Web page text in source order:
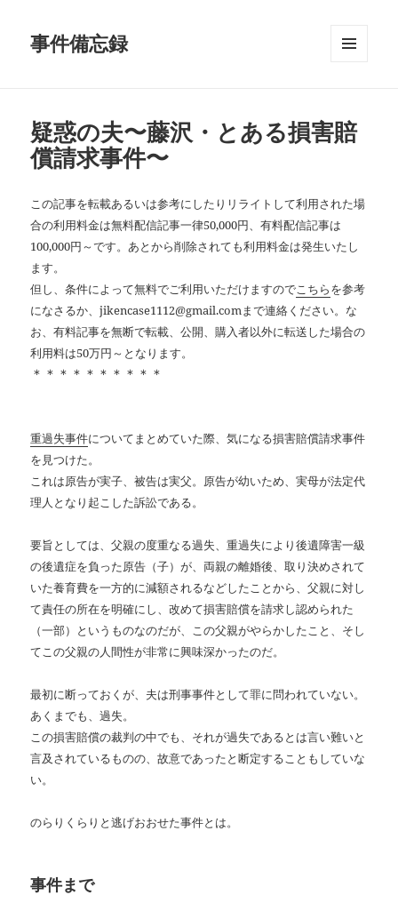
事件備忘録
ット
疑惑の夫〜藤沢・とある損害賠
償請求事件〜
この記事を転載あるいは参考にしたりリライトして利用された場
合の利用料金は無料配信記事一律50,000円、有料配信記事は
100,000円～です。あとから削除されても利用料金は発生いたし
ます。
但し、条件によって無料でご利用いただけますのでこちらを参考
になさるか、jikencase1112@gmail.comまで連絡ください。な
お、有料記事を無断で転載、公開、購入者以外に転送した場合の
利用料は50万円～となります。
＊＊＊＊＊＊＊＊＊＊
重過失事件についてまとめていた際、気になる損害賠償請求事件
を見つけた。
これは原告が実子、被告は実父。原告が幼いため、実母が法定代
理人となり起こした訴訟である。
要旨としては、父親の度重なる過失、重過失により後遺障害一級
の後遺症を負った原告（子）が、両親の離婚後、取り決めされて
いた養育費を一方的に減額されるなどしたことから、父親に対し
て責任の所在を明確にし、改めて損害賠償を請求し認められた
（一部）というものなのだが、この父親がやらかしたこと、そし
てこの父親の人間性が非常に興味深かったのだ。
最初に断っておくが、夫は刑事事件として罪に問われていない。
あくまでも、過失。
この損害賠償の裁判の中でも、それが過失であるとは言い難いと
言及されているものの、故意であったと断定することもしていな
い。
のらりくらりと逃げおおせた事件とは。
事件まで